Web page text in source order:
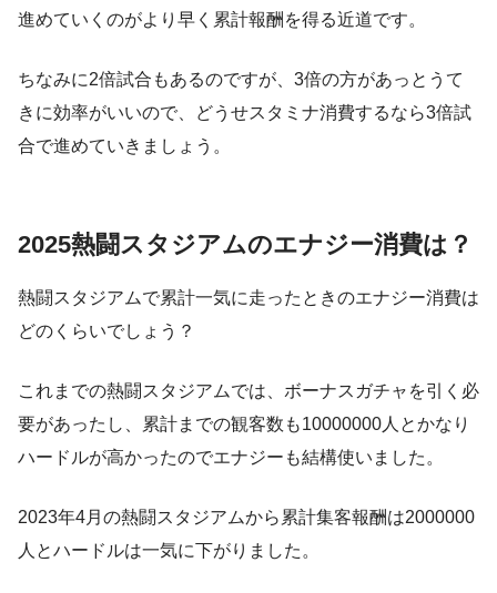
進めていくのがより早く累計報酬を得る近道です。
ちなみに2倍試合もあるのですが、3倍の方があっとうて
きに効率がいいので、どうせスタミナ消費するなら3倍試
合で進めていきましょう。
2025熱闘スタジアムのエナジー消費は？
熱闘スタジアムで累計一気に走ったときのエナジー消費は
どのくらいでしょう？
これまでの熱闘スタジアムでは、ボーナスガチャを引く必
要があったし、累計までの観客数も10000000人とかなり
ハードルが高かったのでエナジーも結構使いました。
2023年4月の熱闘スタジアムから累計集客報酬は2000000
人とハードルは一気に下がりました。